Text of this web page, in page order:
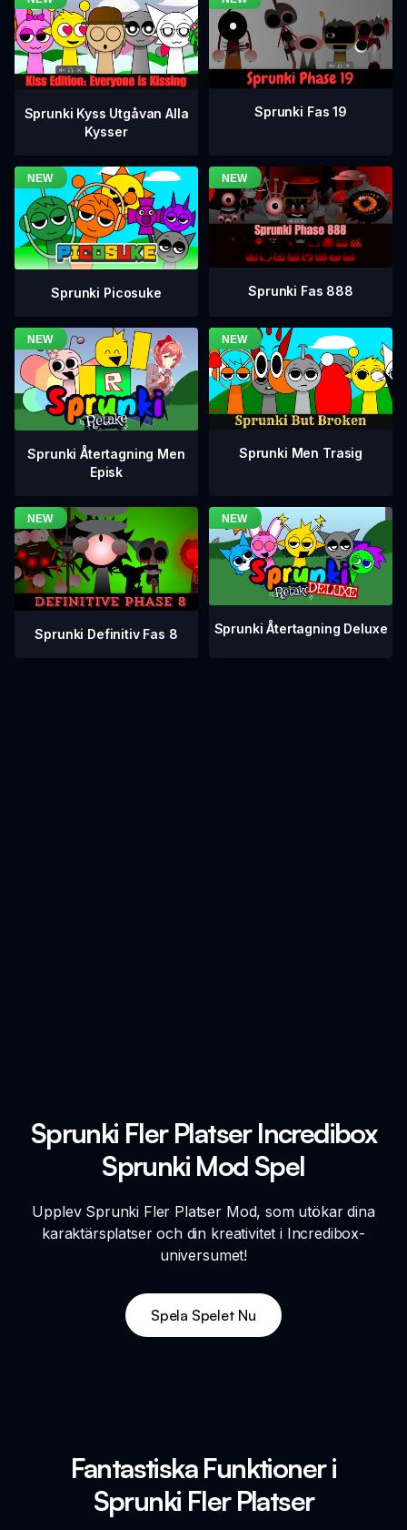
Sprunki Kyss Utgåvan Alla
Kysser
Sprunki Fas 19
Sprunki Picosuke Sprunki Fas 888
Sprunki Återtagning Men
Episk
Sprunki Men Trasig
Sprunki Definitiv Fas 8 Sprunki Återtagning Deluxe
Sprunki Fler Platser Incredibox
Sprunki Mod Spel
Upplev Sprunki Fler Platser Mod, som utökar dina
karaktärsplatser och din kreativitet i Incredibox-
universumet!
Spela Spelet Nu
Fantastiska Funktioner i
Sprunki Fler Platser